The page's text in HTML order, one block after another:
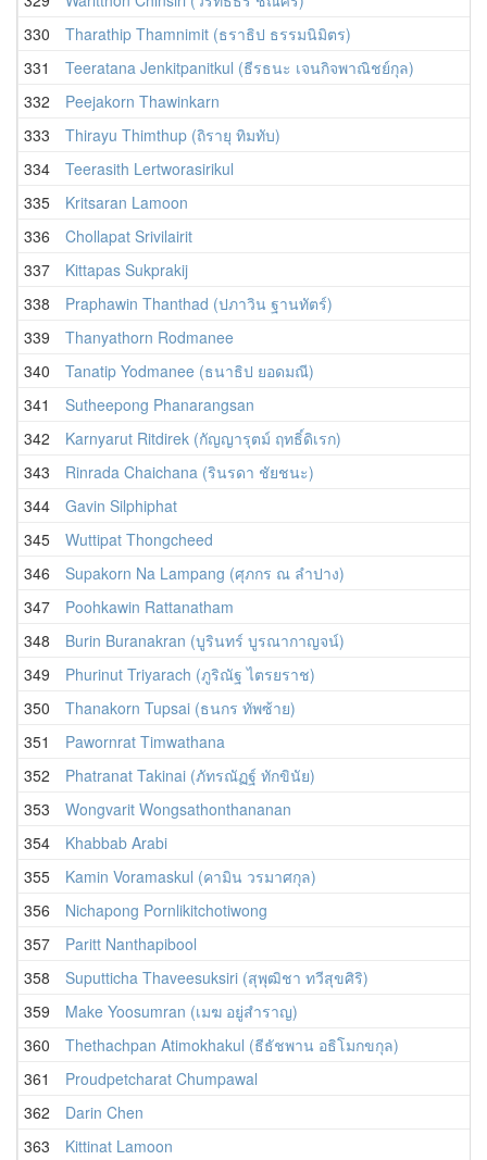
330
Tharathip Thamnimit (ธราธิป ธรรมนิมิตร)
331
Teeratana Jenkitpanitkul (ธีรธนะ เจนกิจพาณิชย์กุล)
332
Peejakorn Thawinkarn
333
Thirayu Thimthup (ถิรายุ ทิมทับ)
334
Teerasith Lertworasirikul
335
Kritsaran Lamoon
336
Chollapat Srivilairit
337
Kittapas Sukprakij
338
Praphawin Thanthad (ปภาวิน ฐานทัตร์)
339
Thanyathorn Rodmanee
340
Tanatip Yodmanee (ธนาธิป ยอดมณี)
341
Sutheepong Phanarangsan
342
Karnyarut Ritdirek (กัญญารุตม์ ฤทธิ์ดิเรก)
343
Rinrada Chaichana (รินรดา ชัยชนะ)
344
Gavin Silphiphat
345
Wuttipat Thongcheed
346
Supakorn Na Lampang (ศุภกร ณ ลำปาง)
347
Poohkawin Rattanatham
348
Burin Buranakran (บูรินทร์ บูรณากาญจน์)
349
Phurinut Triyarach (ภูริณัฐ ไตรยราช)
350
Thanakorn Tupsai (ธนกร ทัพซ้าย)
351
Pawornrat Timwathana
352
Phatranat Takinai (ภัทรณัฏฐ์ ทักขินัย)
353
Wongvarit Wongsathonthananan
354
Khabbab Arabi
355
Kamin Voramaskul (คามิน วรมาศกุล)
356
Nichapong Pornlikitchotiwong
357
Paritt Nanthapibool
358
Suputticha Thaveesuksiri (สุพุฒิชา ทวีสุขศิริ)
359
Make Yoosumran (เมฆ อยู่สำราญ)
360
Thethachpan Atimokhakul (ธีธัชพาน อธิโมกขกุล)
361
Proudpetcharat Chumpawal
362
Darin Chen
363
Kittinat Lamoon